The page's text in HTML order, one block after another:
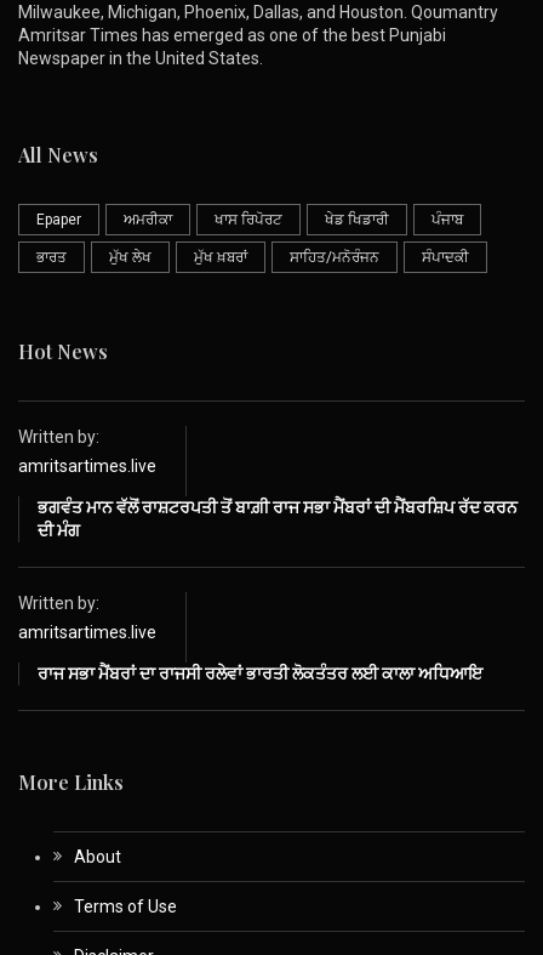
Milwaukee, Michigan, Phoenix, Dallas, and Houston. Qoumantry
Amritsar Times has emerged as one of the best Punjabi
Newspaper in the United States.
All News
Epaper ਅਮਰੀਕਾ ਖਾਸ ਰਿਪੋਰਟ ਖੇਡ ਖਿਡਾਰੀ ਪੰਜਾਬ
ਭਾਰਤ ਮੁੱਖ ਲੇਖ ਮੁੱਖ ਖ਼ਬਰਾਂ ਸਾਹਿਤ/ਮਨੋਰੰਜਨ ਸੰਪਾਦਕੀ
Hot News
Written by:
amritsartimes.live
ਭਗਵੰਤ ਮਾਨ ਵੱਲੋਂ ਰਾਸ਼ਟਰਪਤੀ ਤੋਂ ਬਾਗ਼ੀ ਰਾਜ ਸਭਾ ਮੈਂਬਰਾਂ ਦੀ ਮੈਂਬਰਸ਼ਿਪ ਰੱਦ ਕਰਨ
ਦੀ ਮੰਗ
Written by:
amritsartimes.live
ਰਾਜ ਸਭਾ ਮੈਂਬਰਾਂ ਦਾ ਰਾਜਸੀ ਰਲੇਵਾਂ ਭਾਰਤੀ ਲੋਕਤੰਤਰ ਲਈ ਕਾਲਾ ਅਧਿਆਇ
More Links
About
Terms of Use